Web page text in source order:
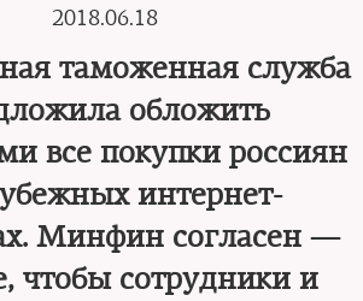
2018.06.18
таможенная служба
обложить
все покупки россиян
интернет-
Минфин согласен —
чтобы сотрудники и